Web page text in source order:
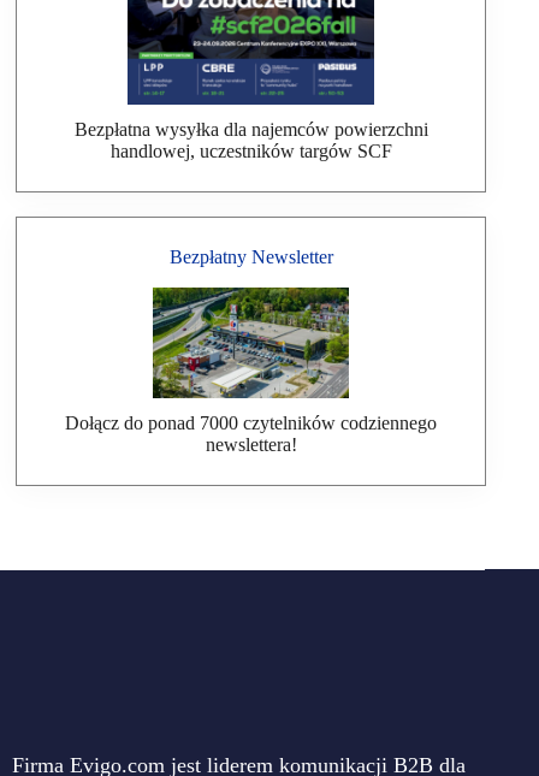
Bezpłatna wysyłka dla najemców powierzchni
handlowej, uczestników targów SCF
Bezpłatny Newsletter
Dołącz do ponad 7000 czytelników codziennego
newslettera!
Firma Evigo.com jest liderem komunikacji B2B dla